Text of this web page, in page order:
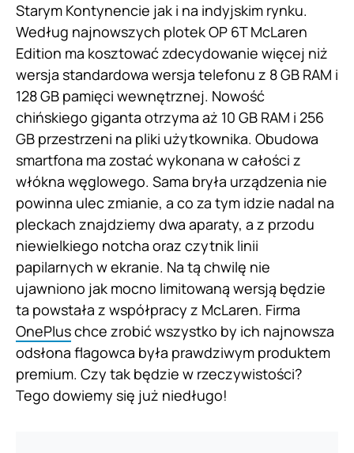
Starym Kontynencie jak i na indyjskim rynku.
Według najnowszych plotek OP 6T McLaren
Edition ma kosztować zdecydowanie więcej niż
wersja standardowa wersja telefonu z 8 GB RAM i
128 GB pamięci wewnętrznej. Nowość
chińskiego giganta otrzyma aż 10 GB RAM i 256
GB przestrzeni na pliki użytkownika. Obudowa
smartfona ma zostać wykonana w całości z
włókna węglowego. Sama bryła urządzenia nie
powinna ulec zmianie, a co za tym idzie nadal na
pleckach znajdziemy dwa aparaty, a z przodu
niewielkiego notcha oraz czytnik linii
papilarnych w ekranie. Na tą chwilę nie
ujawniono jak mocno limitowaną wersją będzie
ta powstała z współpracy z McLaren. Firma
OnePluschce zrobić wszystko by ich najnowsza
odsłona flagowca była prawdziwym produktem
premium. Czy tak będzie w rzeczywistości?
Tego dowiemy się już niedługo!